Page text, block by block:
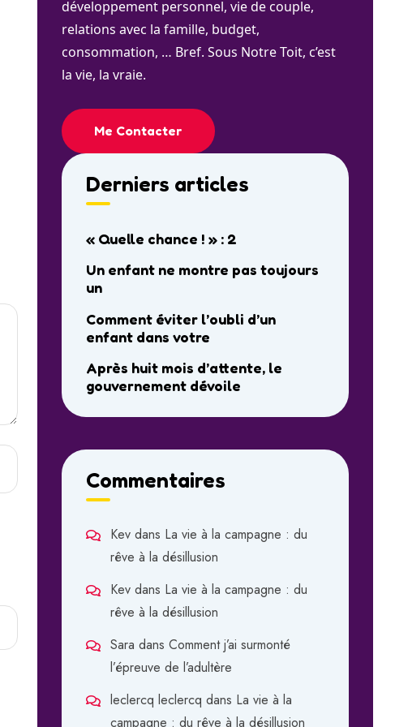
développement personnel, vie de couple,
relations avec la famille, budget,
consommation, … Bref. Sous Notre Toit, c’est
la vie, la vraie.
Me Contacter
Derniers articles
« Quelle chance ! » : 2
Un enfant ne montre pas toujours
un
Comment éviter l’oubli d’un
enfant dans votre
Après huit mois d’attente, le
gouvernement dévoile
Commentaires
Kev dans La vie à la campagne : du
rêve à la désillusion
Kev dans La vie à la campagne : du
rêve à la désillusion
Sara dans Comment j’ai surmonté
l’épreuve de l’adultère
leclercq leclercq dans La vie à la
campagne : du rêve à la désillusion